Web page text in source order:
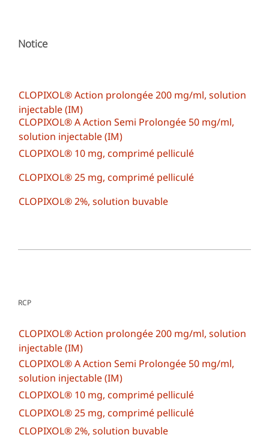
Notice
CLOPIXOL® Action prolongée 200 mg/ml, solution
injectable (IM)
CLOPIXOL® A Action Semi Prolongée 50 mg/ml,
solution injectable (IM)
CLOPIXOL® 10 mg, comprimé pelliculé
CLOPIXOL® 25 mg, comprimé pelliculé
CLOPIXOL® 2%, solution buvable
RCP
CLOPIXOL® Action prolongée 200 mg/ml, solution
injectable (IM)
CLOPIXOL® A Action Semi Prolongée 50 mg/ml,
solution injectable (IM)
CLOPIXOL® 10 mg, comprimé pelliculé
CLOPIXOL® 25 mg, comprimé pelliculé
CLOPIXOL® 2%, solution buvable